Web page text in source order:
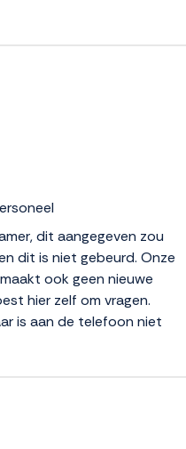
dit aangegeven zou
dit is niet gebeurd. Onze
ook geen nieuwe
hier zelf om vragen.
is aan de telefoon niet